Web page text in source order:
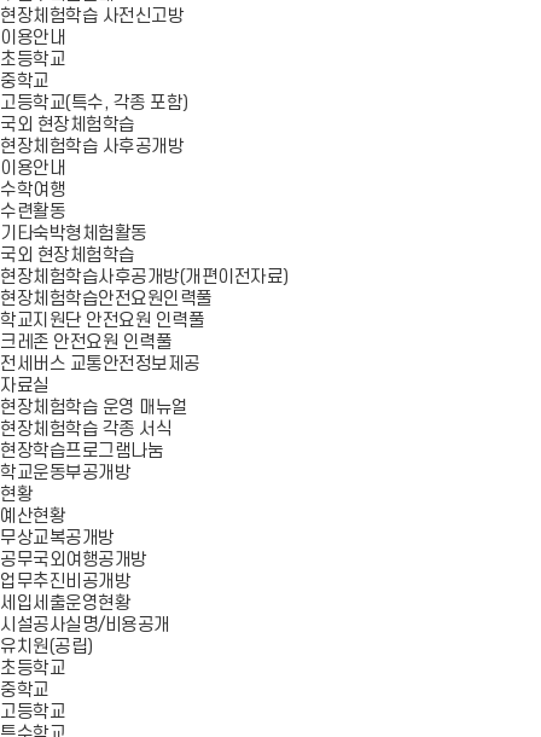
현장체험학습 사전신고방
이용안내
초등학교
중학교
고등학교(특수, 각종 포함)
국외 현장체험학습
현장체험학습 사후공개방
이용안내
수학여행
수련활동
기타숙박형체험활동
국외 현장체험학습
현장체험학습사후공개방(개편이전자료)
현장체험학습안전요원인력풀
학교지원단 안전요원 인력풀
크레존 안전요원 인력풀
전세버스 교통안전정보제공
자료실
현장체험학습 운영 매뉴얼
현장체험학습 각종 서식
현장학습프로그램나눔
학교운동부공개방
현황
예산현황
무상교복공개방
공무국외여행공개방
업무추진비공개방
세입세출운영현황
시설공사실명/비용공개
유치원(공립)
초등학교
중학교
고등학교